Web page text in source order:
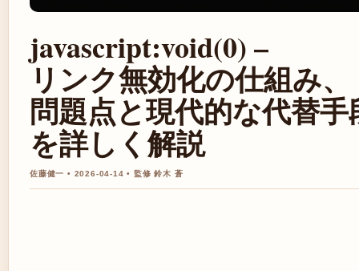
javascript:void(0) –
リンク無効化の仕組み、
問題点と現代的な代替手
を詳しく解説
佐藤健一 • 2026-04-14 • 監修 鈴木 蒼